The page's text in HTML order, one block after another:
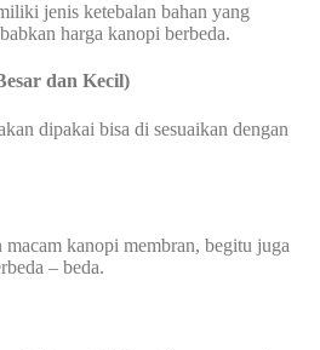
jenis ketebalan bahan yang
harga kanopi berbeda.
dan Kecil)
dipakai bisa di sesuaikan dengan
kanopi membran, begitu juga
– beda.